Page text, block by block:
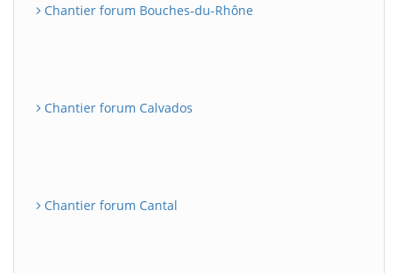
Chantier forum Bouches-du-Rhône
Chantier forum Calvados
Chantier forum Cantal